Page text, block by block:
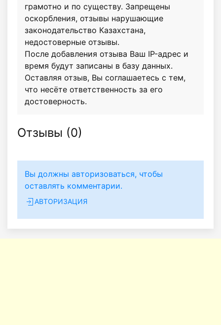
грамотно и по существу. Запрещены
оскорбления, отзывы нарушающие
законодательство Казахстана,
недостоверные отзывы.
После добавления отзыва Ваш IP-адрес и
время будут записаны в базу данных.
Оставляя отзыв, Вы соглашаетесь с тем,
что несёте ответственность за его
достоверность.
Отзывы (0)
Вы должны авторизоваться, чтобы
оставлять комментарии.
АВТОРИЗАЦИЯ